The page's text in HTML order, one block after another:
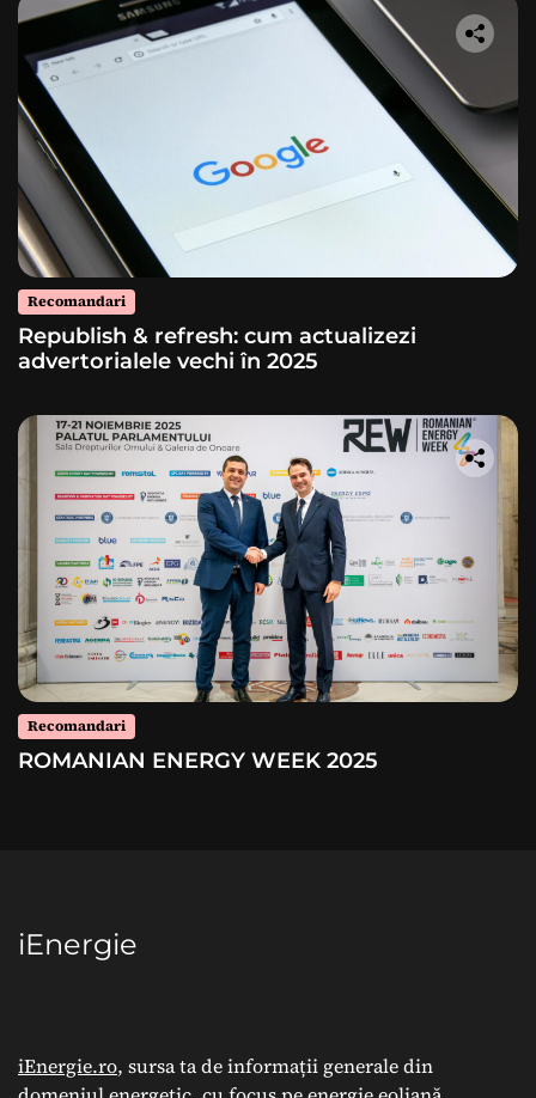
Recomandari
Republish & refresh: cum actualizezi
advertorialele vechi în 2025
Recomandari
ROMANIAN ENERGY WEEK 2025
iEnergie
iEnergie.ro, sursa ta de informații generale din